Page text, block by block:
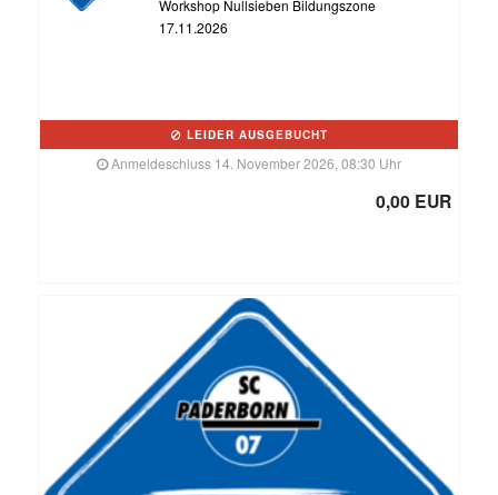
Workshop Nullsieben Bildungszone
17.11.2026
LEIDER AUSGEBUCHT
Anmeldeschluss 14. November 2026, 08:30 Uhr
0,00 EUR